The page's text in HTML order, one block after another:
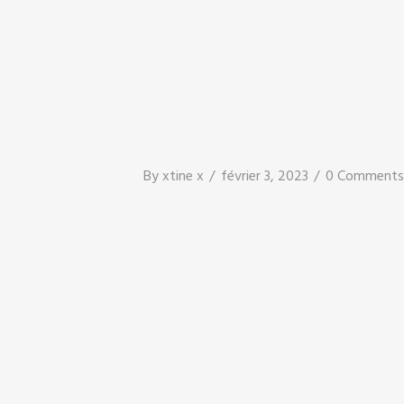
Byxtine x février 3, 2023 0 Comments